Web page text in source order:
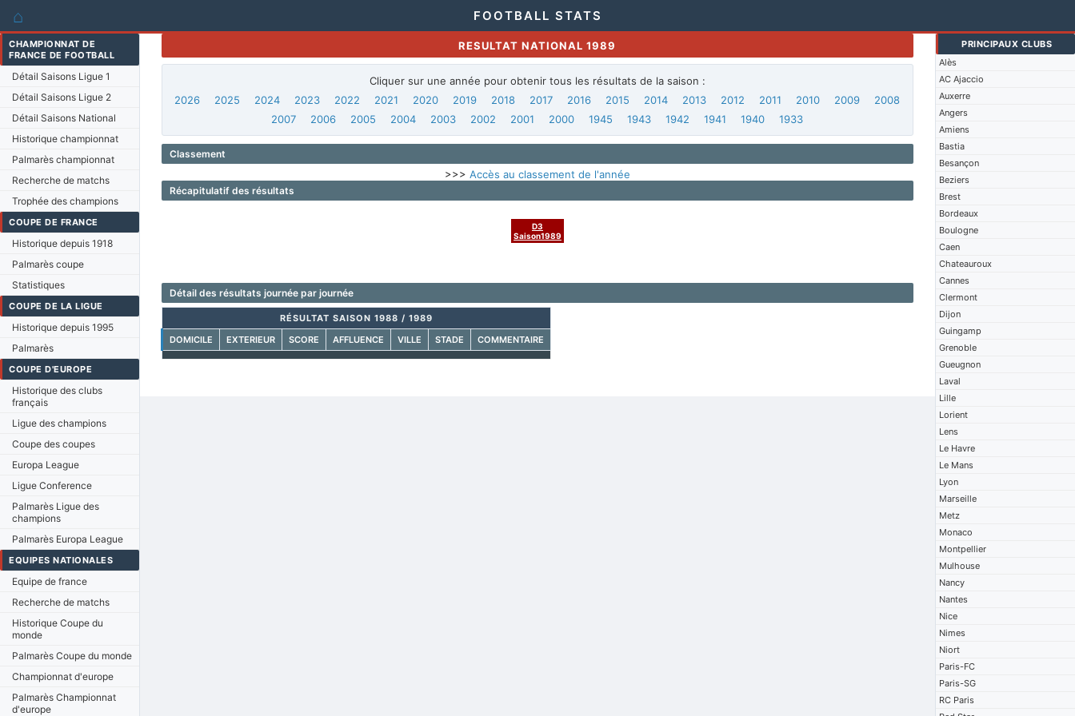
⌂ FOOTBALL STATS
CHAMPIONNAT DE
FRANCE DE FOOTBALL
Détail Saisons Ligue 1
Détail Saisons Ligue 2
Détail Saisons National
Historique championnat
Palmarès championnat
Recherche de matchs
Trophée des champions
COUPE DE FRANCE
Historique depuis 1918
Palmarès coupe
Statistiques
COUPE DE LA LIGUE
Historique depuis 1995
Palmarès
COUPE D'EUROPE
Historique des clubs
français
Ligue des champions
Coupe des coupes
Europa League
Ligue Conference
Palmarès Ligue des
champions
Palmarès Europa League
EQUIPES NATIONALES
Equipe de france
Recherche de matchs
Historique Coupe du
monde
Palmarès Coupe du monde
Championnat d'europe
Palmarès Championnat
d'europe
PRINCIPAUX CLUBS
Alès
AC Ajaccio
Auxerre
Angers
Amiens
Bastia
Besançon
Beziers
Brest
Bordeaux
Boulogne
Caen
Chateauroux
Cannes
Clermont
Dijon
Guingamp
Grenoble
Gueugnon
Laval
Lille
Lorient
Lens
Le Havre
Le Mans
Lyon
Marseille
Metz
Monaco
Montpellier
Mulhouse
Nancy
Nantes
Nice
Nimes
Niort
Paris-FC
Paris-SG
RC Paris
RESULTAT NATIONAL 1989
Cliquer sur une année pour obtenir tous les résultats de la saison :
2026
2025 2024 2023 2022 2021 2020 2019 2018 2017 2016 2015 2014 2013 2012 2011 2010 2009
2008
2007
2006 2005 2004 2003 2002 2001 2000 1945 1943 1942 1941 1940 1933
Classement
>>> Accès au classement de l'année
Récapitulatif des résultats
D3
Saison1989
Détail des résultats journée par journée
RÉSULTAT SAISON 1988 / 1989
DOMICILE
EXTERIEUR SCORE AFFLUENCE VILLE STADE COMMENTAIRE